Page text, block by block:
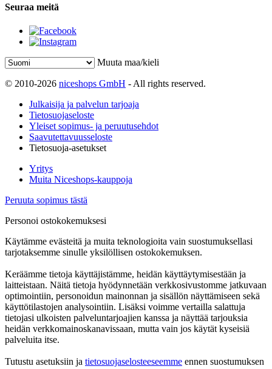
Seuraa meitä
Muuta maa/kieli
© 2010-2026 niceshops GmbH - All rights reserved.
Julkaisija ja palvelun tarjoaja
Tietosuojaseloste
Yleiset sopimus- ja peruutusehdot
Saavutettavuusseloste
Tietosuoja-asetukset
Yritys
Muita Niceshops-kauppoja
Peruuta sopimus tästä
Personoi ostokokemuksesi
Käytämme evästeitä ja muita teknologioita vain suostumuksellasi
tarjotaksemme sinulle yksilöllisen ostokokemuksen.
Keräämme tietoja käyttäjistämme, heidän käyttäytymisestään ja
laitteistaan. Näitä tietoja hyödynnetään verkkosivustomme jatkuvaan
optimointiin, personoidun mainonnan ja sisällön näyttämiseen sekä
käyttötilastojen analysointiin. Lisäksi voimme vertailla salattuja
tietojasi ulkoisten palveluntarjoajien kanssa ja näyttää tarjouksia
heidän verkkomainoskanavissaan, mutta vain jos käytät kyseisiä
palveluita itse.
Tutustu asetuksiin ja tietosuojaselosteeseemme ennen suostumuksen